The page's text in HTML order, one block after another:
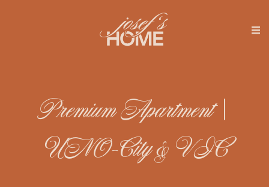
Premium Apartment |
UNO-City & VIC